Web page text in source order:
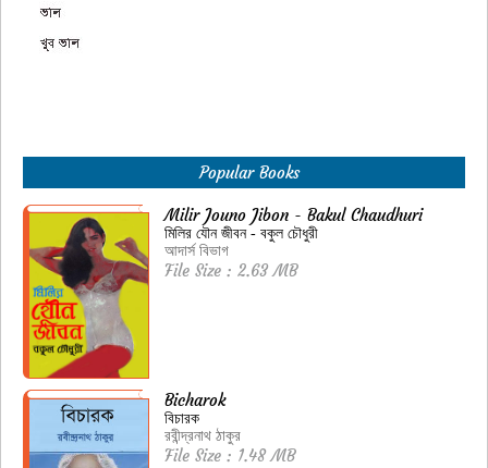
Popular Books
Milir Jouno Jibon - Bakul Chaudhuri
মিলির যৌন জীবন - বকুল চৌধুরী
আদার্স বিভাগ
File Size : 2.63 MB
Bicharok
বিচারক
রবীন্দ্রনাথ ঠাকুর
File Size : 1.48 MB